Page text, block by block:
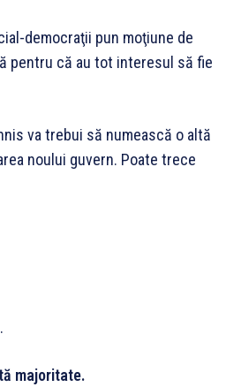
democraţii pun moţiune de
pentru că au tot interesul să fie
va trebui să numească o altă
noului guvern. Poate trece
majoritate.